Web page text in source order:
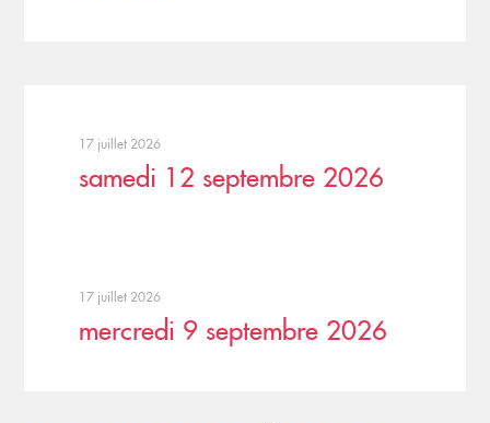
17 juillet 2026
samedi 12 septembre 2026
17 juillet 2026
mercredi 9 septembre 2026